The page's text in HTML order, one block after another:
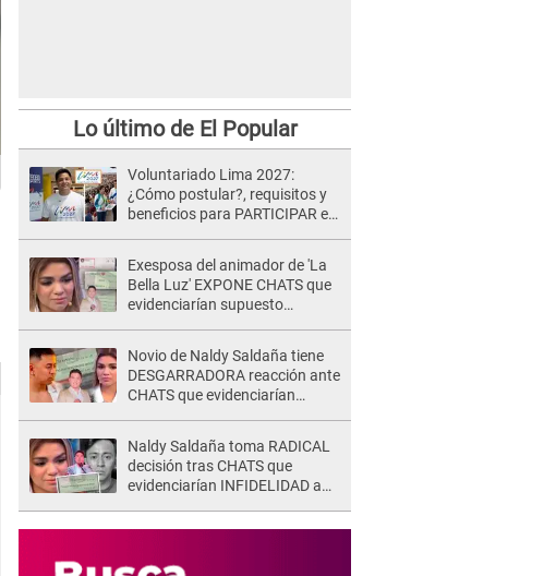
Lo último de El Popular
Voluntariado Lima 2027:
¿Cómo postular?, requisitos y
beneficios para PARTICIPAR en
Exesposa del animador de 'La
Bella Luz' EXPONE CHATS que
evidenciarían supuesto
Novio de Naldy Saldaña tiene
DESGARRADORA reacción ante
CHATS que evidenciarían
Naldy Saldaña toma RADICAL
decisión tras CHATS que
evidenciarían INFIDELIDAD a